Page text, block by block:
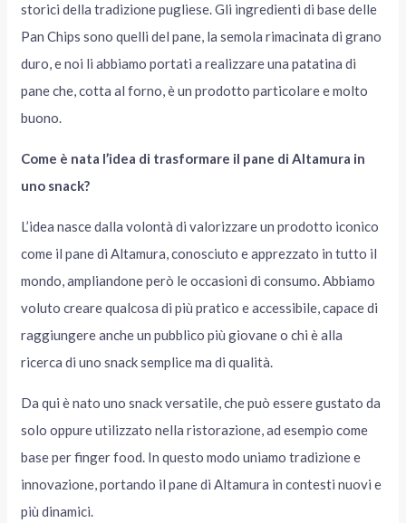
storici della tradizione pugliese. Gli ingredienti di base delle
Pan Chips sono quelli del pane, la semola rimacinata di grano
duro, e noi li abbiamo portati a realizzare una patatina di
pane che, cotta al forno, è un prodotto particolare e molto
buono.
Come è nata l’idea di trasformare il pane di Altamura in
uno snack?
L’idea nasce dalla volontà di valorizzare un prodotto iconico
come il pane di Altamura, conosciuto e apprezzato in tutto il
mondo, ampliandone però le occasioni di consumo. Abbiamo
voluto creare qualcosa di più pratico e accessibile, capace di
raggiungere anche un pubblico più giovane o chi è alla
ricerca di uno snack semplice ma di qualità.
Da qui è nato uno snack versatile, che può essere gustato da
solo oppure utilizzato nella ristorazione, ad esempio come
base per finger food. In questo modo uniamo tradizione e
innovazione, portando il pane di Altamura in contesti nuovi e
più dinamici.